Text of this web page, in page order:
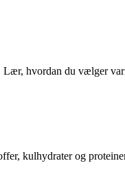
hvordan du vælger
kulhydrater og